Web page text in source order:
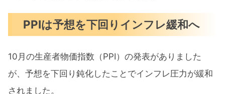
PPIは予想を下回りインフレ緩和へ
10月の生産者物価指数（PPI）の発表がありました
が、予想を下回り鈍化したことでインフレ圧力が緩和
されました。